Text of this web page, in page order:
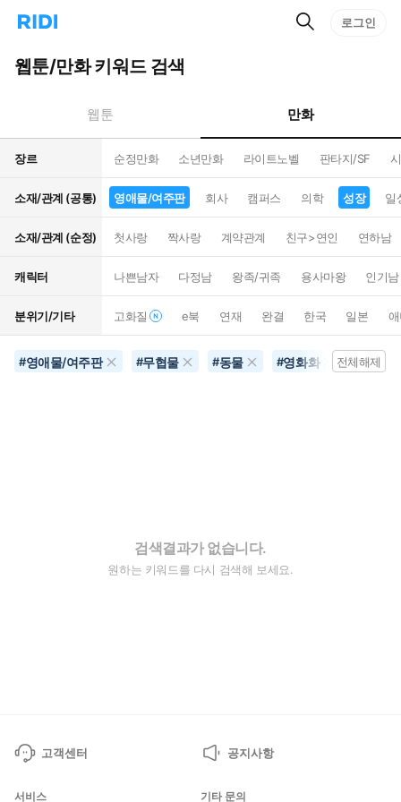
리
홈
으
턴
트
검
로그인
웹툰/만화 키워드 검색
웹툰 만화
장르 순정만화 소년만화 라이트노벨 판타지/SF
소재/관계 (공통) 영애물/여주판 회사 캠퍼스 의학 성장 일
소재/관계 (순정) 첫사랑 짝사랑 계약관계 친구>연인 연하남
캐릭터 나쁜남자 다정남 왕족/귀족 용사마왕 인기남
분위기/기타 고화질 e북 연재 완결 한국 일본
#영애물/여주판 #무협물 #동물 #영화화 #성장
전체해제
검색결과가 없습니다.
원하는 키워드를 다시 검색해 보세요.
고객센터 공지사항
서비스 기타 문의